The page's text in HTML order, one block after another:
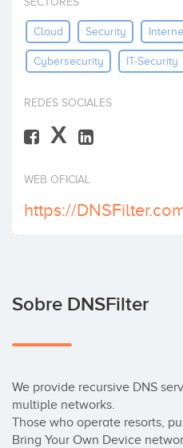
Cloud Security
Cybersecurity IT-Security
REDES SOCIALES
X
WEB OFICIAL
https://
Sobre DNSFilter
We provide recursive DNS
multiple networks.
Those who operate resorts,
Bring Your Own Device